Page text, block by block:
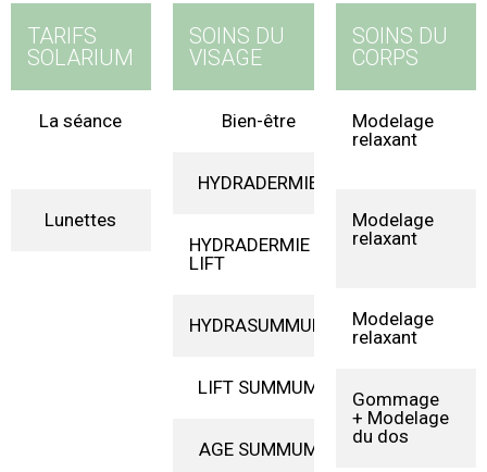
TARIFS
SOLARIUM
La séance
Lunettes
SOINS DU
VISAGE
Bien-être 50€
HYDRADERMIE
HYDRADERMIE
LIFT
140€
HYDRASUMMUM 120€
LIFT SUMMUM 125€
AGE SUMMUM 145€
SOINS DU
CORPS
Modelage
relaxant
Modelage
relaxant
Modelage
relaxant
Gommage
+ Modelage
du dos